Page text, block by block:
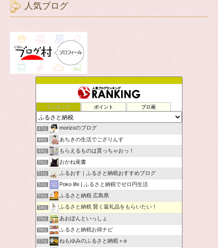
人気ブログ
ランキング ポイント ブロ画
47位 morizoのブログ
48位 あちきの生活でござりんす
49位 もらえるものは貰っちゃおっ！
50位 おかね覚書
51位 ふるおす｜ふるさと納税おすすめブログ
52位 Poko life | ふるさと納税でゼロ円生活
53位 ふるさと納税 広島県
54位 ふるさと納税 賢く返礼品をもらいたい！
55位 あおぽんといっしょ
56位 ふるさと納税お得ナビ
57位 ねもゆみのふるさと納税＋α